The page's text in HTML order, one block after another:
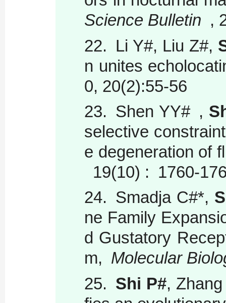
Science Bulletin ,
22. Li Y#, Liu Z#,
n unites
0, 20(2):55-56
23. Shen YY# ,
selective
e degeneration of
19(10) : 1760-
24. Smadja C#*,
ne Family
d Gustatory
m, Molecular
25. Shi P#,